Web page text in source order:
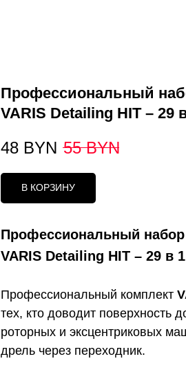
Профессиональный
VARIS Detailing HIT – 29
48 BYN 55 BYN
В КОРЗИНУ
Профессиональный
VARIS Detailing HIT – 29 в 1
Профессиональный комплект
тех, кто доводит поверхность
роторных и эксцентриковых
дрель через переходник.